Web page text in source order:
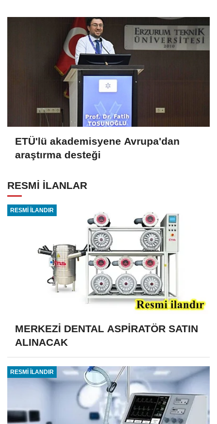
ETÜ'lü akademisyene Avrupa'dan
araştırma desteği
RESMİ İLANLAR
RESMİ İLANDIR
MERKEZİ DENTAL ASPİRATÖR SATIN
ALINACAK
RESMİ İLANDIR